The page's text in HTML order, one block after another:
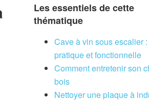
Les essentiels de cette
thématique
Cave à vin sous escalier :
pratique et fonctionnelle
Comment entretenir son
bois
Nettoyer une plaque à